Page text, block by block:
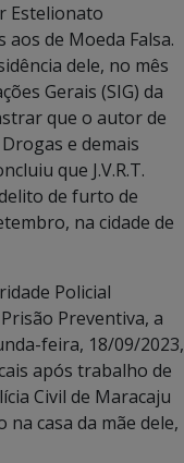
Estelionato
de Moeda Falsa.
dele, no mês
Gerais (SIG) da
que o autor de
e demais
que J.V.R.T.
de furto de
na cidade de
Policial
Preventiva, a
feira, 18/09/2023,
após trabalho de
Civil de Maracaju
casa da mãe dele,